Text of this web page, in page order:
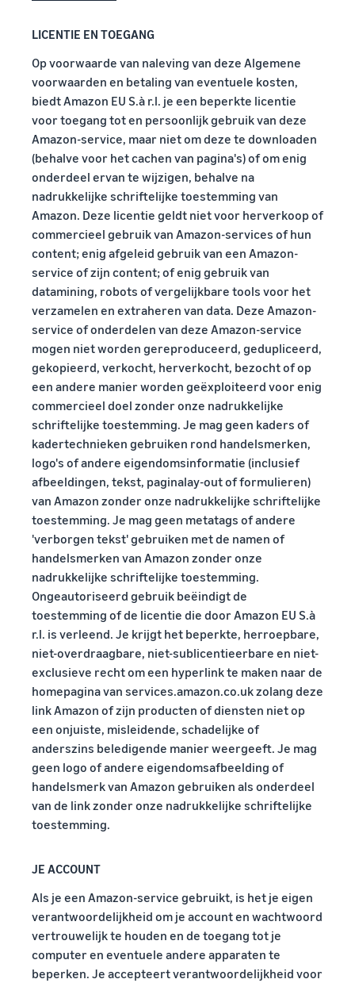
LICENTIE EN TOEGANG
Op voorwaarde van naleving van deze Algemene
voorwaarden en betaling van eventuele kosten,
biedt Amazon EU S.à r.l. je een beperkte licentie
voor toegang tot en persoonlijk gebruik van deze
Amazon-service, maar niet om deze te downloaden
(behalve voor het cachen van pagina's) of om enig
onderdeel ervan te wijzigen, behalve na
nadrukkelijke schriftelijke toestemming van
Amazon. Deze licentie geldt niet voor herverkoop of
commercieel gebruik van Amazon-services of hun
content; enig afgeleid gebruik van een Amazon-
service of zijn content; of enig gebruik van
datamining, robots of vergelijkbare tools voor het
verzamelen en extraheren van data. Deze Amazon-
service of onderdelen van deze Amazon-service
mogen niet worden gereproduceerd, gedupliceerd,
gekopieerd, verkocht, herverkocht, bezocht of op
een andere manier worden geëxploiteerd voor enig
commercieel doel zonder onze nadrukkelijke
schriftelijke toestemming. Je mag geen kaders of
kadertechnieken gebruiken rond handelsmerken,
logo's of andere eigendomsinformatie (inclusief
afbeeldingen, tekst, paginalay-out of formulieren)
van Amazon zonder onze nadrukkelijke schriftelijke
toestemming. Je mag geen metatags of andere
'verborgen tekst' gebruiken met de namen of
handelsmerken van Amazon zonder onze
nadrukkelijke schriftelijke toestemming.
Ongeautoriseerd gebruik beëindigt de
toestemming of de licentie die door Amazon EU S.à
r.l. is verleend. Je krijgt het beperkte, herroepbare,
niet-overdraagbare, niet-sublicentieerbare en niet-
exclusieve recht om een hyperlink te maken naar de
homepagina van services.amazon.co.uk zolang deze
link Amazon of zijn producten of diensten niet op
een onjuiste, misleidende, schadelijke of
anderszins beledigende manier weergeeft. Je mag
geen logo of andere eigendomsafbeelding of
handelsmerk van Amazon gebruiken als onderdeel
van de link zonder onze nadrukkelijke schriftelijke
toestemming.
JE ACCOUNT
Als je een Amazon-service gebruikt, is het je eigen
verantwoordelijkheid om je account en wachtwoord
vertrouwelijk te houden en de toegang tot je
computer en eventuele andere apparaten te
beperken. Je accepteert verantwoordelijkheid voor